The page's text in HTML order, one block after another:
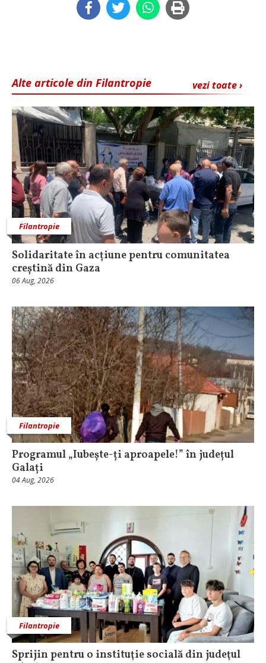
vezi toate ›
Alte articole din Filantropie
Filantropie
Solidaritate în acțiune pentru comunitatea
creștină din Gaza
06 Aug, 2026
Filantropie
Programul „Iubește-ți aproapele!” în județul
Galați
04 Aug, 2026
Filantropie
Sprijin pentru o instituţie socială din judeţul